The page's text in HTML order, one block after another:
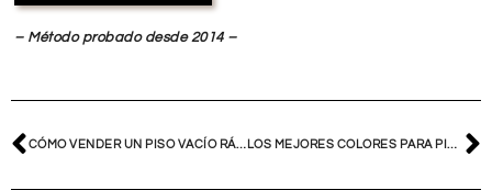
– Método probado desde 2014 –
CÓMO VENDER UN PISO VACÍO RÁPIDO (Y POR QUÉ NO LO CONSIGUES) LOS MEJORES COLORES PARA PINTAR UNA CASA PARA VENDER POR MÁS